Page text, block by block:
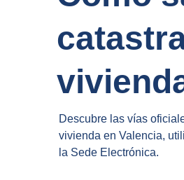
Descubre las vías
vivienda en Valencia,
la Sede Electrónica.